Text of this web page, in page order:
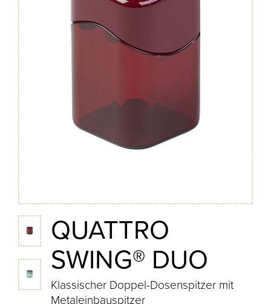
QUATTRO
SWING® DUO
Klassischer Doppel-Dosenspitzer mit
Metaleinbauspitzer